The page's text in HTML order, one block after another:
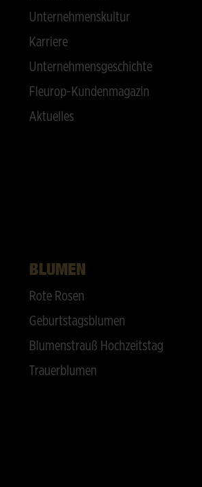
Unternehmenskultur
Karriere
Unternehmensgeschichte
Fleurop-Kundenmagazin
Aktuelles
BLUMEN
Rote Rosen
Geburtstagsblumen
Blumenstrauß Hochzeitstag
Trauerblumen